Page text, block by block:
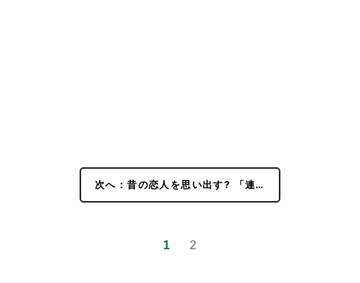
次へ：昔の恋人を思い出す? 「連…
1 2